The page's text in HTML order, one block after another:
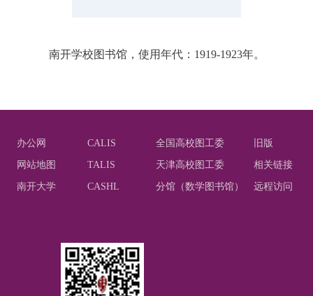
南开学校图书馆，使用年代： 1919-1923年。
办公网 CALIS 全国高校图工委 旧版
网站地图 TALIS 天津高校图工委 相关链接
南开大学 CASHL 分馆（数学图书馆） 远程访问